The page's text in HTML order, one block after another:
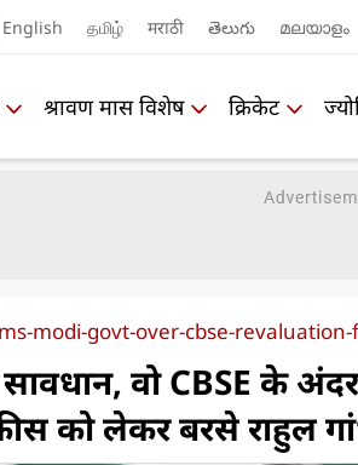
English தமிழ் मराठी తెలుగు മലയാളം
श्रावण मास विशेष क्रिकेट
modi-govt-over-cbse-
वो CBSE के
को लेकर बरसे राहुल